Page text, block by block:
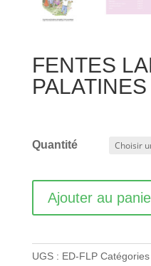
FENTES
PALATINES
Quantité
Ajouter au
UGS : ED-FLP Catégories